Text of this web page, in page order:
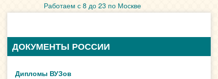
Работаем с 8 до 23 по Москве
ДОКУМЕНТЫ РОССИИ
Дипломы ВУЗов